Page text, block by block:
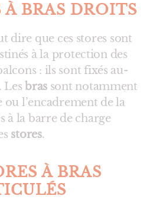
À BRAS DROITS
dire que ces stores sont
à la protection des
: ils sont fixés au-
Les brassont notamment
ou l’encadrement de la
à la barre de charge
stores.
À BRAS